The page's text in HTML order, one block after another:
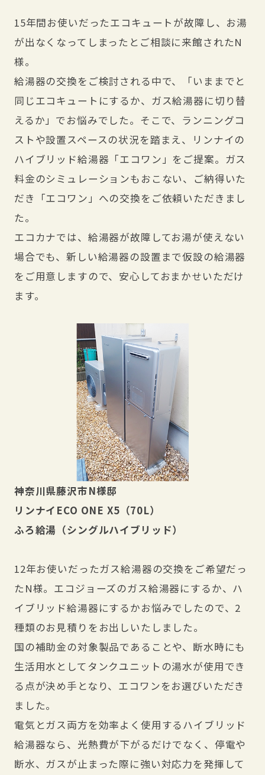
15年間お使いだったエコキュートが故障し、お湯
が出なくなってしまったとご相談に来館されたN
様。
給湯器の交換をご検討される中で、「いままでと
同じエコキュートにするか、ガス給湯器に切り替
えるか」でお悩みでした。そこで、ランニングコ
ストや設置スペースの状況を踏まえ、リンナイの
ハイブリッド給湯器「エコワン」をご提案。ガス
料金のシミュレーションもおこない、ご納得いた
だき「エコワン」への交換をご依頼いただきまし
た。
エコカナでは、給湯器が故障してお湯が使えない
場合でも、新しい給湯器の設置まで仮設の給湯器
をご用意しますので、安心しておまかせいただけ
ます。
神奈川県藤沢市N様邸
リンナイECO ONE X5（70L）
ふろ給湯（シングルハイブリッド）
12年お使いだったガス給湯器の交換をご希望だっ
たN様。エコジョーズのガス給湯器にするか、ハ
イブリッド給湯器にするかお悩みでしたので、2
種類のお見積りをお出しいたしました。
国の補助金の対象製品であることや、断水時にも
生活用水としてタンクユニットの湯水が使用でき
る点が決め手となり、エコワンをお選びいただき
ました。
電気とガス両方を効率よく使用するハイブリッド
給湯器なら、光熱費が下がるだけでなく、停電や
断水、ガスが止まった際に強い対応力を発揮して